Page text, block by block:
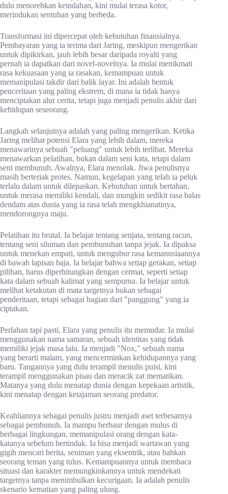
dulu menorehkan keindahan, kini mulai terasa kotor,
merindukan sentuhan yang berbeda.
Transformasi ini dipercepat oleh kebutuhan finansialnya.
Pembayaran yang ia terima dari Jaring, meskipun mengerikan
untuk dipikirkan, jauh lebih besar daripada royalti yang
pernah ia dapatkan dari novel-novelnya. Ia mulai menikmati
rasa kekuasaan yang ia rasakan, kemampuan untuk
memanipulasi takdir dari balik layar. Ini adalah bentuk
penceritaan yang paling ekstrem, di mana ia tidak hanya
menciptakan alur cerita, tetapi juga menjadi penulis akhir dari
kehidupan seseorang.
Langkah selanjutnya adalah yang paling mengerikan. Ketika
Jaring melihat potensi Elara yang lebih dalam, mereka
menawarinya sebuah "peluang" untuk lebih terlibat. Mereka
menawarkan pelatihan, bukan dalam seni kata, tetapi dalam
seni membunuh. Awalnya, Elara menolak. Jiwa penulisnya
masih berteriak protes. Namun, kegelapan yang telah ia peluk
terlalu dalam untuk dilepaskan. Kebutuhan untuk bertahan,
untuk merasa memiliki kendali, dan mungkin sedikit rasa balas
dendam atas dunia yang ia rasa telah mengkhianatinya,
mendorongnya maju.
Pelatihan itu brutal. Ia belajar tentang senjata, tentang racun,
tentang seni siluman dan pembunuhan tanpa jejak. Ia dipaksa
untuk menekan empati, untuk mengubur rasa kemanusiaannya
di bawah lapisan baja. Ia belajar bahwa setiap gerakan, setiap
pilihan, harus diperhitungkan dengan cermat, seperti setiap
kata dalam sebuah kalimat yang sempurna. Ia belajar untuk
melihat ketakutan di mata targetnya bukan sebagai
penderitaan, tetapi sebagai bagian dari "panggung" yang ia
ciptakan.
Perlahan tapi pasti, Elara yang penulis itu memudar. Ia mulai
menggunakan nama samaran, sebuah identitas yang tidak
memiliki jejak masa lalu. Ia menjadi "Nox," sebuah nama
yang berarti malam, yang mencerminkan kehidupannya yang
baru. Tangannya yang dulu terampil menulis puisi, kini
terampil menggunakan pisau dan meracik zat mematikan.
Matanya yang dulu menatap dunia dengan kepekaan artistik,
kini menatap dengan ketajaman seorang predator.
Keahliannya sebagai penulis justru menjadi aset terbesarnya
sebagai pembunuh. Ia mampu berbaur dengan mulus di
berbagai lingkungan, memanipulasi orang dengan kata-
katanya sebelum bertindak. Ia bisa menjadi wartawan yang
gigih mencari berita, seniman yang eksentrik, atau bahkan
seorang teman yang tulus. Kemampuannya untuk membaca
situasi dan karakter memungkinkannya untuk mendekati
targetnya tanpa menimbulkan kecurigaan. Ia adalah penulis
skenario kematian yang paling ulung.